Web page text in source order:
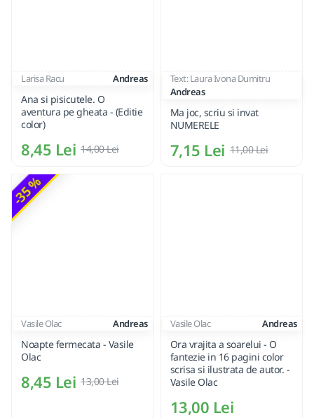
Larisa Racu Andreas
Ana si pisicutele. O
aventura pe gheata - (Editie
color)
8,45 Lei 14,00 Lei
Text: Laura Ivona Dumitru
Andreas
Ma joc, scriu si invat
NUMERELE
7,15 Lei 11,00 Lei
-35 %
Vasile Olac Andreas
Noapte fermecata - Vasile
Olac
8,45 Lei 13,00 Lei
Vasile Olac Andreas
Ora vrajita a soarelui - O
fantezie in 16 pagini color
scrisa si ilustrata de autor. -
Vasile Olac
13,00 Lei